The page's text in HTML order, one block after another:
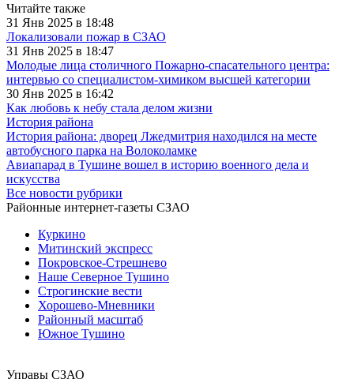
Читайте также
31 Янв 2025 в 18:48
Локализовали пожар в СЗАО
31 Янв 2025 в 18:47
Молодые лица столичного Пожарно-спасательного центра:
интервью со специалистом-химиком высшей категории
30 Янв 2025 в 16:42
Как любовь к небу стала делом жизни
История района
История района: дворец Лжедмитрия находился на месте
автобусного парка на Волоколамке
Авиапарад в Тушине вошел в историю военного дела и
искусства
Все новости рубрики
Районные интернет-газеты СЗАО
Куркино
Митинский экспресс
Покровское-Стрешнево
Наше Северное Тушино
Строгинские вести
Хорошево-Мневники
Районный масштаб
Южное Тушино
Управы СЗАО